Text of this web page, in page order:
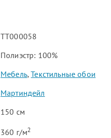
TT000058
Полиэстр: 100%
Мебель,Текстильные обои
Мартиндейл
150 см
360 г/м2